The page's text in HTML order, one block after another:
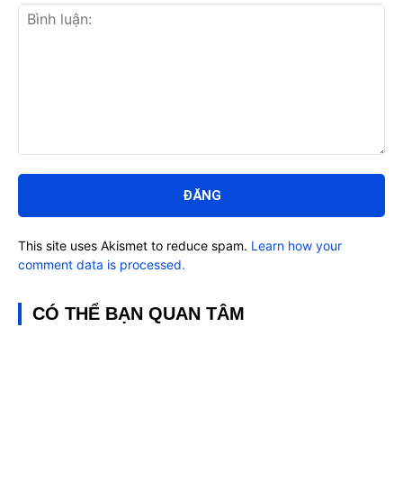
luận:
This site uses Akismet to reduce spam. Learn how your
comment data is processed.
CÓ THỂ BẠN QUAN TÂM